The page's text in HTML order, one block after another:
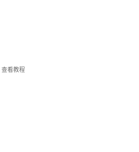
查看教程